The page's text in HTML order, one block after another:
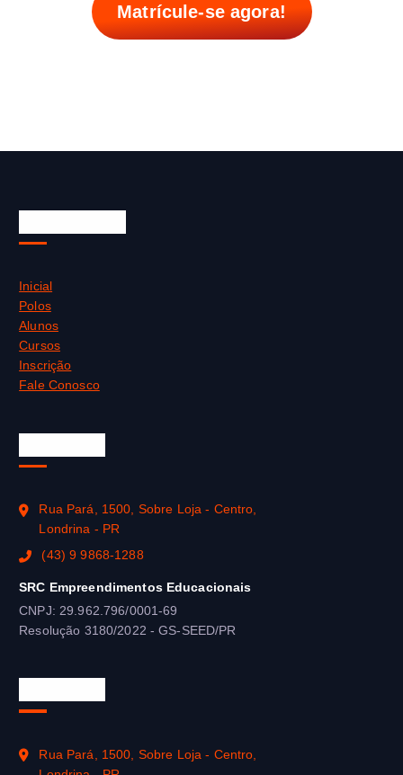
Matrícule-se agora!
Inicial
Polos
Alunos
Cursos
Inscrição
Fale Conosco
Rua Pará, 1500, Sobre Loja - Centro,
Londrina - PR
(43) 9 9868-1288
SRC Empreendimentos Educacionais
CNPJ: 29.962.796/0001-69
Resolução 3180/2022 - GS-SEED/PR
Rua Pará, 1500, Sobre Loja - Centro,